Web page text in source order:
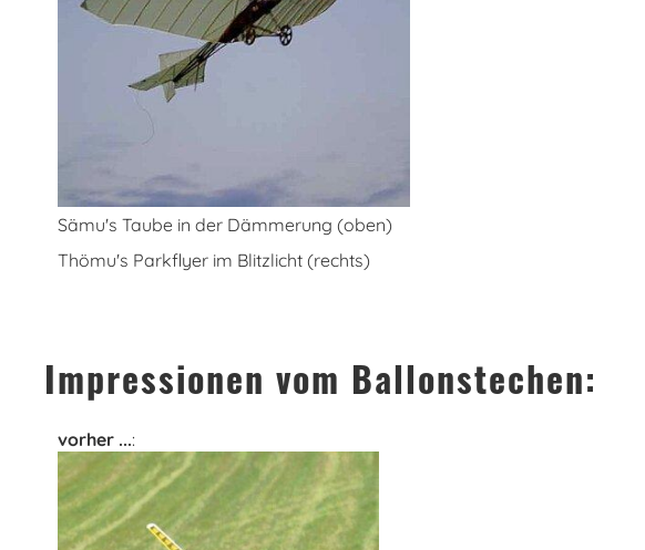
Sämu's Taube in der Dämmerung (oben)
Thömu's Parkflyer im Blitzlicht (rechts)
Impressionen vom Ballonstechen:
vorher ...: